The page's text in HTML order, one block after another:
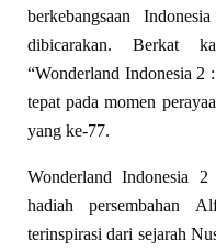
berkebangsaan
dibicarakan. Berkat
“Wonderland Indonesia 2
tepat pada momen
yang ke-77.
Wonderland Indonesia
hadiah persembahan
terinspirasi dari sejarah